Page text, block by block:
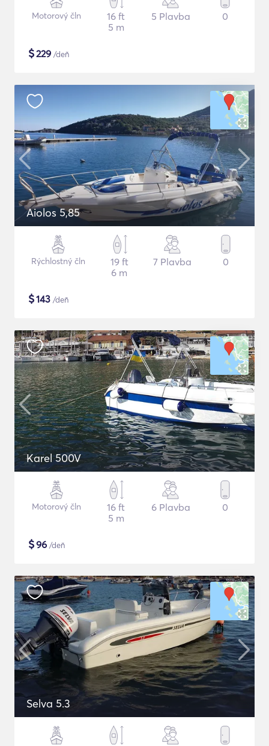
Motorový čln
16 ft
5 m
5 Plavba 0
$229 /deň
Aiolos 5,85
Rýchlostný čln
19 ft
6 m
7 Plavba 0
$143 /deň
Karel 500V
Motorový čln
16 ft
5 m
6 Plavba 0
$96 /deň
Selva 5.3